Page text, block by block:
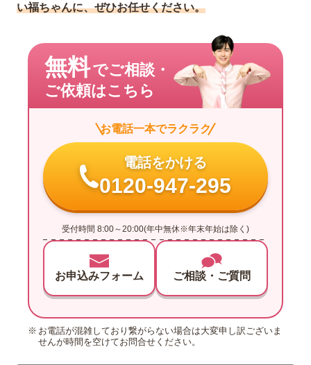
い福ちゃんに、ぜひお任せください。
無料でご相談・
ご依頼はこちら
お電話一本でラクラク
電話をかける
0120-947-295
受付時間 8:00～20:00(年中無休※年末年始は除く)
お申込みフォーム ご相談・ご質問
お電話が混雑しており繋がらない場合は大変申し訳ございま
せんが時間を空けてお問合せください。